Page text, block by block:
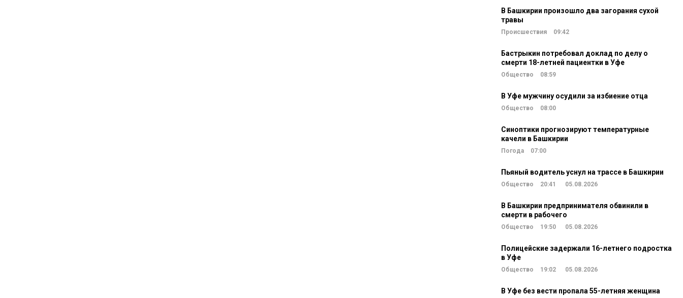
В Башкирии произошло два загорания сухой
травы
Происшествия 09:42
Бастрыкин потребовал доклад по делу о
смерти 18-летней пациентки в Уфе
Общество 08:59
В Уфе мужчину осудили за избиение отца
Общество 08:00
Синоптики прогнозируют температурные
качели в Башкирии
Погода 07:00
Пьяный водитель уснул на трассе в Башкирии
Общество 20:41 05.08.2026
В Башкирии предпринимателя обвинили в
смерти в рабочего
Общество 19:50 05.08.2026
Полицейские задержали 16-летнего подростка
в Уфе
Общество 19:02 05.08.2026
В Уфе без вести пропала 55-летняя женщина